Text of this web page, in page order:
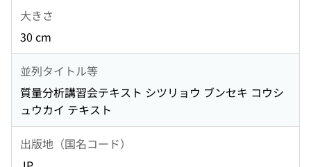
大きさ
30 cm
並列タイトル等
質量分析講習会テキスト シツリョウ ブンセキ コウシ
ュウカイ テキスト
出版地（国名コード）